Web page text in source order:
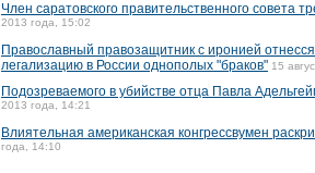
Член саратовского правительственного совета
2013 года, 15:02
Православный правозащитник с иронией
легализацию в России однополых "браков" 15
Подозреваемого в убийстве отца Павла
2013 года, 14:21
Влиятельная американская конгрессвумен
года, 14:10